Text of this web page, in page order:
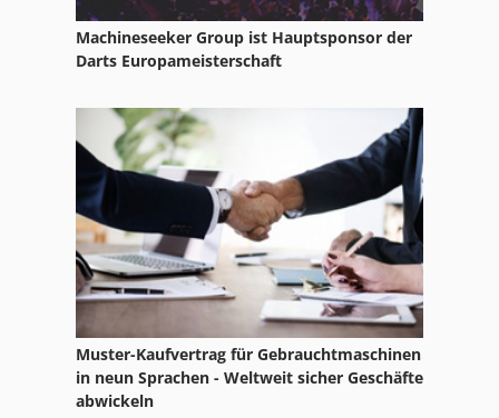
Machineseeker Group ist Hauptsponsor der
Darts Europameisterschaft
Muster-Kaufvertrag für Gebrauchtmaschinen
in neun Sprachen - Weltweit sicher Geschäfte
abwickeln